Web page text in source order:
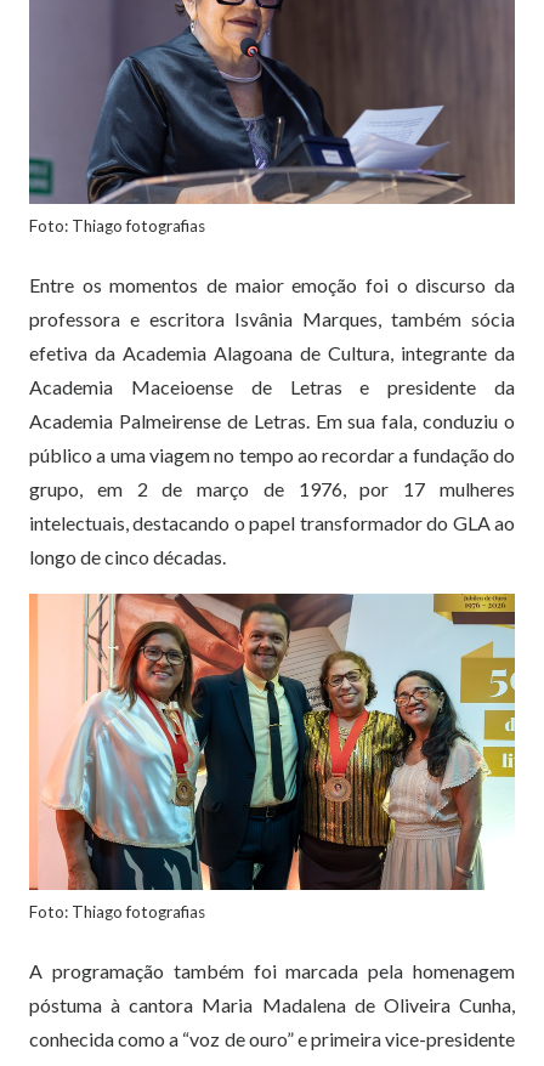
Foto: Thiago fotografias
Entre os momentos de maior emoção foi o discurso da
professora e escritora Isvânia Marques, também sócia
efetiva da Academia Alagoana de Cultura, integrante da
Academia Maceioense de Letras e presidente da
Academia Palmeirense de Letras. Em sua fala, conduziu o
público a uma viagem no tempo ao recordar a fundação do
grupo, em 2 de março de 1976, por 17 mulheres
intelectuais, destacando o papel transformador do GLA ao
longo de cinco décadas.
Foto: Thiago fotografias
A programação também foi marcada pela homenagem
póstuma à cantora Maria Madalena de Oliveira Cunha,
conhecida como a “voz de ouro” e primeira vice-presidente